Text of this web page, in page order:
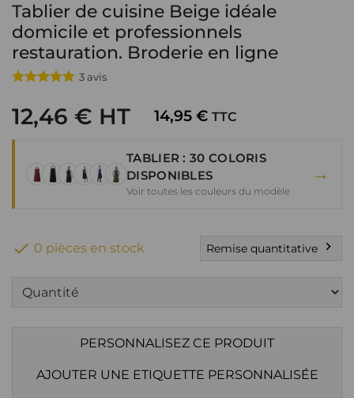
Tablier de cuisine Beige idéale
domicile et professionnels
restauration. Broderie en ligne
3avis
12,46 € HT 14,95 € TTC
TABLIER : 30 COLORIS
DISPONIBLES
Voir toutes les couleurs du modèle
→
 0 pièces en stock Remise quantitative chevron_right
PERSONNALISEZ CE PRODUIT
AJOUTER UNE ETIQUETTE PERSONNALISÉE